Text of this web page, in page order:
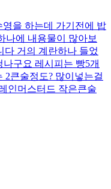
을 하는데 가기전에 밥
나에 내용물이 많아보
다 거의 계란하나 들었
구요 레시피는 빵5개
2큰술정도? 많이넣는걸
인머스터드 작은큰술